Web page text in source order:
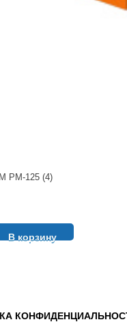
РМ-125 (4)
В корзину